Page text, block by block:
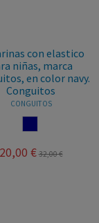
con elastico
niñas, marca
en color navy.
CONGUITOS
€ 32,00 €